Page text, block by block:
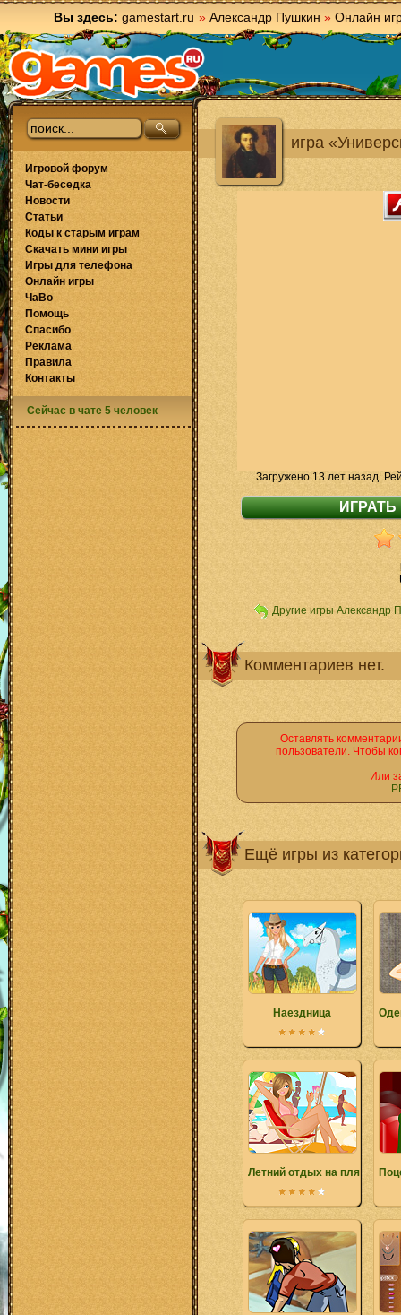
Вы здесь: gamestart.ru » Александр Пушкин » Онлайн
игра
Загружено 13 лет назад.
Другие игры Александр
Комментариев нет.
Оставлять
пользователи. Чтобы
Или
Ещё игры из
Наездница
Летний отдых на пляже
Игровой форум
Чат-беседка
Новости
Статьи
Коды к старым играм
Скачать мини игры
Игры для телефона
Онлайн игры
ЧаВо
Помощь
Спасибо
Реклама
Правила
Контакты
Сейчас в чате 5 человек